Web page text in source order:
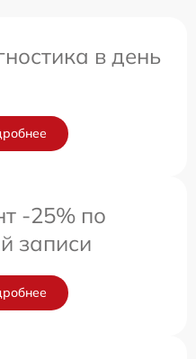
в день
-25% по
записи